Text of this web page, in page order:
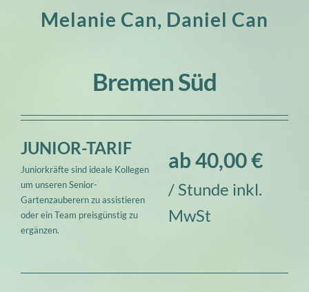
Melanie Can, Daniel Can
Bremen Süd
JUNIOR-TARIF
Juniorkräfte sind ideale Kollegen
um unseren Senior-
Gartenzauberern zu assistieren
oder ein Team preisgünstig zu
ergänzen.
ab 40,00 €
/ Stunde inkl.
MwSt